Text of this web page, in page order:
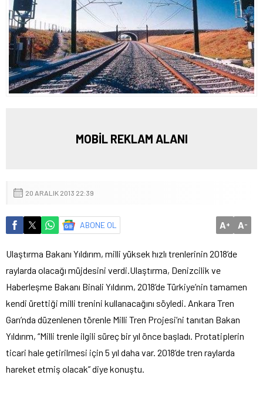
MOBİL REKLAM ALANI
20 ARALIK 2013 22:39
ABONE OL A+ A-
Ulaştırma Bakanı Yıldırım, milli yüksek hızlı trenlerinin 2018’de
raylarda olacağı müjdesini verdi. Ulaştırma, Denizcilik ve
Haberleşme Bakanı Binali Yıldırım, 2018’de Türkiye’nin tamamen
kendi ürettiği milli trenini kullanacağını söyledi. Ankara Tren
Garı’nda düzenlenen törenle Milli Tren Projesi’ni tanıtan Bakan
Yıldırım, “Milli trenle ilgili süreç bir yıl önce başladı. Protatiplerin
ticari hale getirilmesi için 5 yıl daha var. 2018’de tren raylarda
hareket etmiş olacak” diye konuştu.